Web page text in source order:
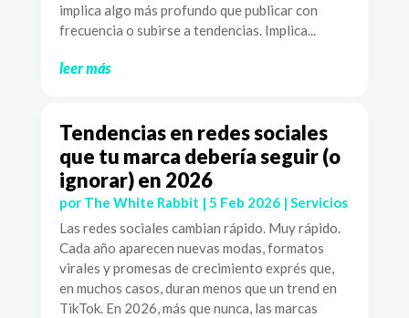
implica algo más profundo que publicar con
frecuencia o subirse a tendencias. Implica...
leer más
Tendencias en redes sociales
que tu marca debería seguir (o
ignorar) en 2026
por The White Rabbit | 5 Feb 2026| Servicios
Las redes sociales cambian rápido. Muy rápido.
Cada año aparecen nuevas modas, formatos
virales y promesas de crecimiento exprés que,
en muchos casos, duran menos que un trend en
TikTok. En 2026, más que nunca, las marcas